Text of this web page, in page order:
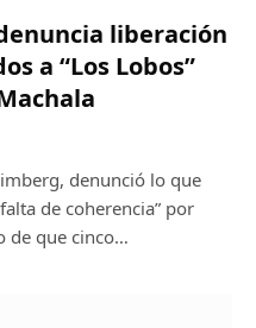
liberación
a “Los Lobos”
denunció lo que
de coherencia” por
de que cinco…